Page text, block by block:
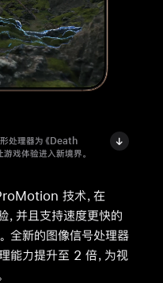
处理器为《Death
戏体验进入新境界。
技术，在
并且支持速度更快的
全新的图像信号处理器
能力提升至 2 倍，为视